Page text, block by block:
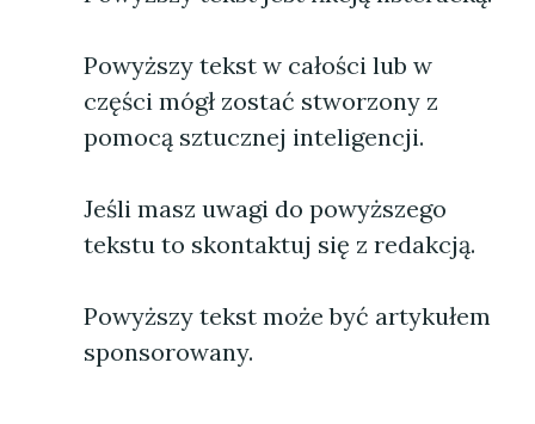
Powyższy tekst w całości lub w
części mógł zostać stworzony z
pomocą sztucznej inteligencji.
Jeśli masz uwagi do powyższego
tekstu to skontaktuj się z redakcją.
Powyższy tekst może być artykułem
sponsorowany.